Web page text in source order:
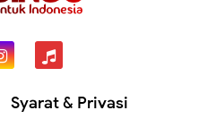
Syarat & Privasi